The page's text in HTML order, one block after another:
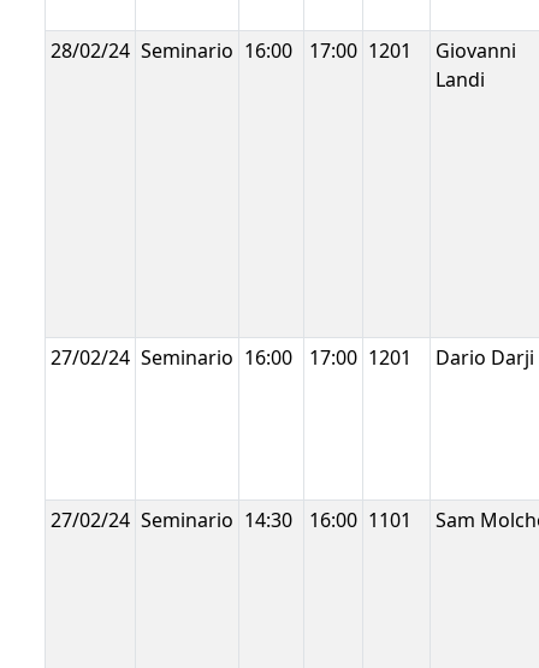
28/02/24 Seminario 16:00 17:00 1201
Giovanni
Landi
27/02/24 Seminario 16:00 17:00 1201 Dario Darji
27/02/24 Seminario 14:30 16:00 1101 Sam